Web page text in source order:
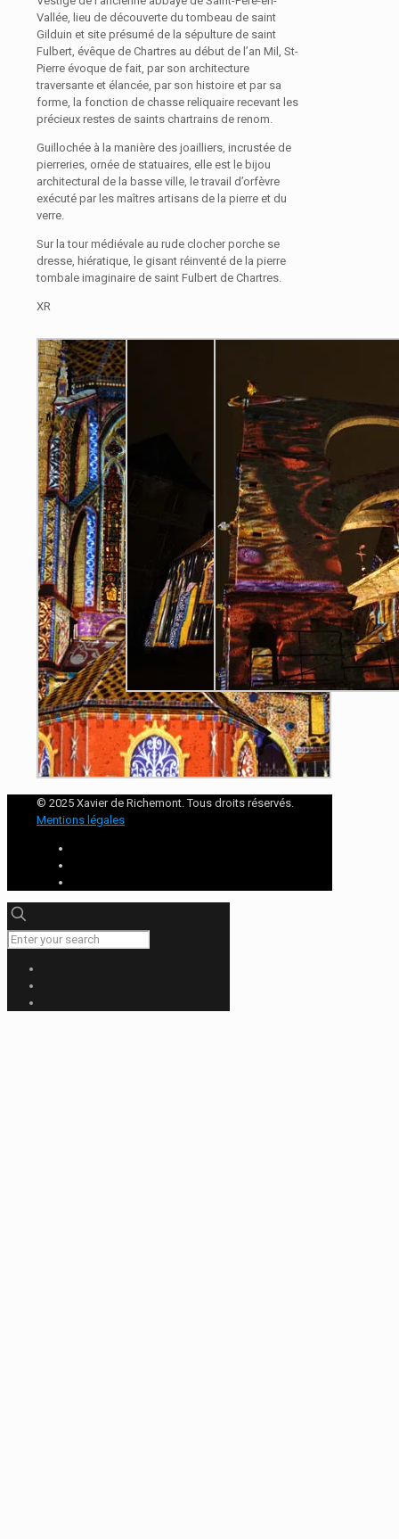
Vallée, lieu de découverte du tombeau de saint
Gilduin et site présumé de la sépulture de saint
Fulbert, évêque de Chartres au début de l’an Mil, St-
Pierre évoque de fait, par son architecture
traversante et élancée, par son histoire et par sa
forme, la fonction de chasse reliquaire recevant les
précieux restes de saints chartrains de renom.
Guillochée à la manière des joailliers, incrustée de
pierreries, ornée de statuaires, elle est le bijou
architectural de la basse ville, le travail d’orfèvre
exécuté par les maîtres artisans de la pierre et du
verre.
Sur la tour médiévale au rude clocher porche se
dresse, hiératique, le gisant réinventé de la pierre
tombale imaginaire de saint Fulbert de Chartres.
XR
© 2025 Xavier de Richemont. Tous droits réservés.
Mentions légales